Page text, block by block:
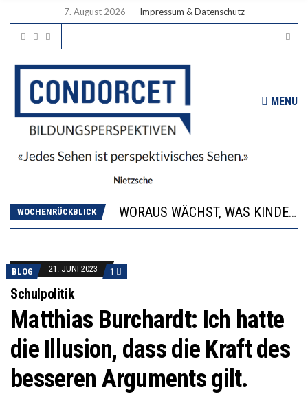
7. August 2026 Impressum & Datenschutz
MENU
WOCHENRÜCKBLICK
WORAUS WÄCHST, WAS KINDER TRÄGT
“WIR BEOBACHTEN EINEN REGELRECHTEN STURZFLUG BEI DEN LERNLEISTUNGEN”
BLOG 21. JUNI 2023 1
Schulpolitik
Matthias Burchardt: Ich hatte
die Illusion, dass die Kraft des
besseren Arguments gilt.